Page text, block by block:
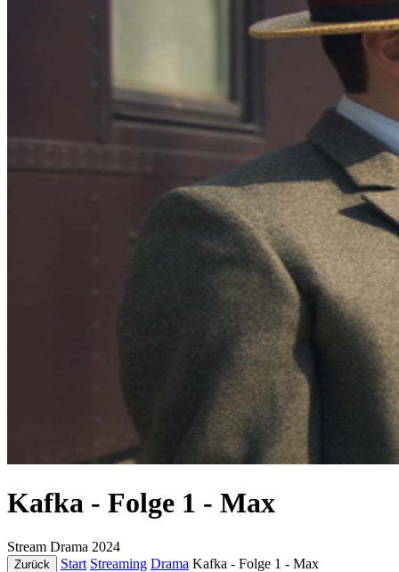
Kafka - Folge 1 - Max
Stream Drama 2024
Zurück Start Streaming Drama Kafka - Folge 1 - Max